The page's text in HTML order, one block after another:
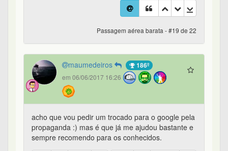
Passagem aérea barata - #19 de 22
maumedeiros 186º
em 06/06/2017 16:26
acho que vou pedir um trocado para o google pela
propaganda :) mas é que já me ajudou bastante e
sempre recomendo para os conhecidos.